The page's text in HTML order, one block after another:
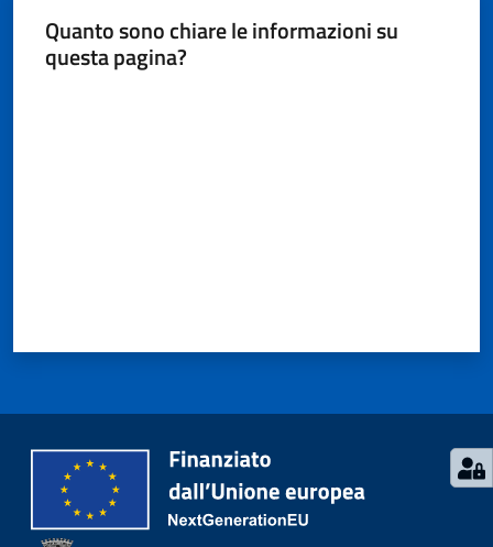
Quanto sono chiare le informazioni su
questa pagina?